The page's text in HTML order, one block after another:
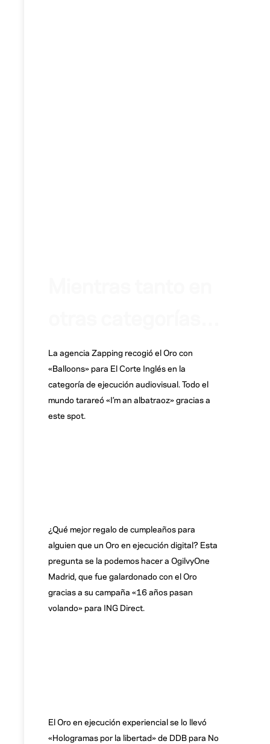
La agencia Zapping recogió el Oro con
«Balloons» para El Corte Inglés en la
categoría de ejecución audiovisual. Todo el
mundo tarareó «I’m an albatraoz» gracias a
este spot.
¿Qué mejor regalo de cumpleaños para
alguien que un Oro en ejecución digital? Esta
pregunta se la podemos hacer a OgilvyOne
Madrid, que fue galardonado con el Oro
gracias a su campaña «16 años pasan
volando» para ING Direct.
El Oro en ejecución experiencial se lo llevó
«Hologramas por la libertad» de DDB para No